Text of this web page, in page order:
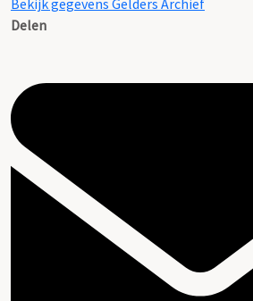
Bekijk gegevens Gelders Archief
Delen